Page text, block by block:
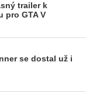
trailer k
pro GTA V
se dostal už i